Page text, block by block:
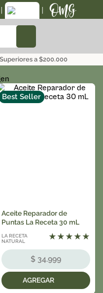
a $200.000
Best Seller
Aceite Reparador de
Puntas La Receta 30 mL
LA RECETA
NATURAL
★ ★ ★ ★ ★
$ 34.999